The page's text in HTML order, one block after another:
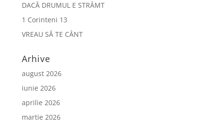
DACĂ DRUMUL E STRÂMT
1 Corinteni 13
VREAU SĂ TE CÂNT
Arhive
august 2026
iunie 2026
aprilie 2026
martie 2026